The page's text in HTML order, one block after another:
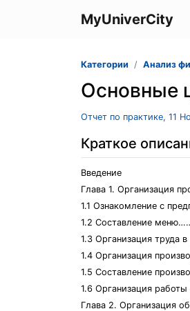
MyUniverCity
Категории Анализ
Основные
Отчет по практике, 11
Краткое
Введение
Глава 1.
1.1 Ознакомление с
1.2 Составление
1.3 Организация
1.4 Организация
1.5 Составление
1.6 Организация
Глава 2. Организация